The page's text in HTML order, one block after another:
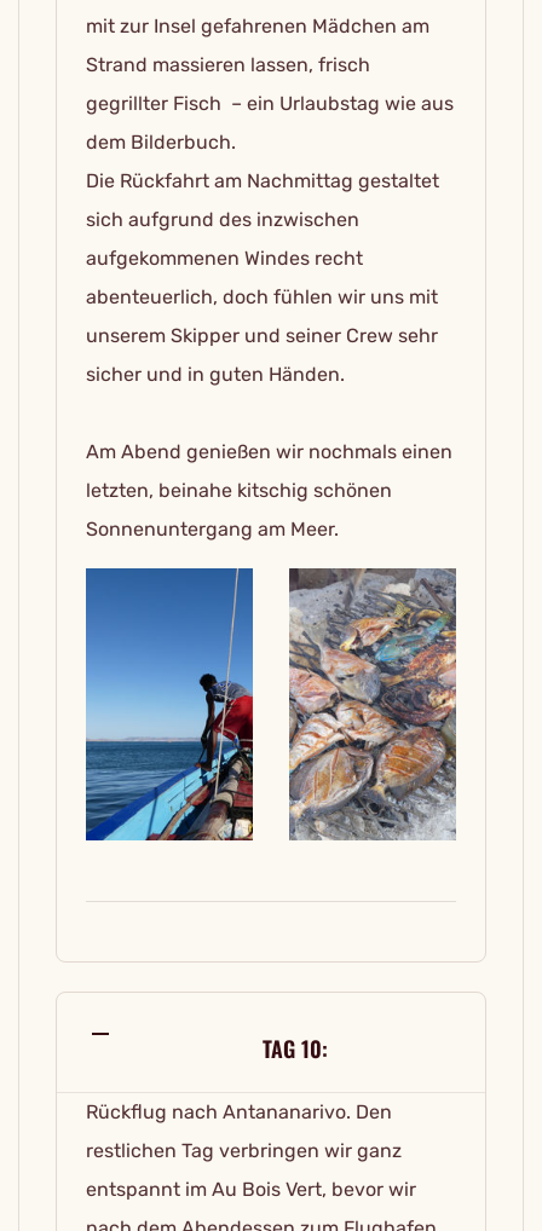
mit zur Insel gefahrenen Mädchen am
Strand massieren lassen, frisch
gegrillter Fisch – ein Urlaubstag wie aus
dem Bilderbuch.
Die Rückfahrt am Nachmittag gestaltet
sich aufgrund des inzwischen
aufgekommenen Windes recht
abenteuerlich, doch fühlen wir uns mit
unserem Skipper und seiner Crew sehr
sicher und in guten Händen.
Am Abend genießen wir nochmals einen
letzten, beinahe kitschig schönen
Sonnenuntergang am Meer.
TAG 10:
Rückflug nach Antananarivo. Den
restlichen Tag verbringen wir ganz
entspannt im Au Bois Vert, bevor wir